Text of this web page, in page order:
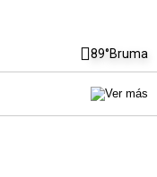
89°Bruma